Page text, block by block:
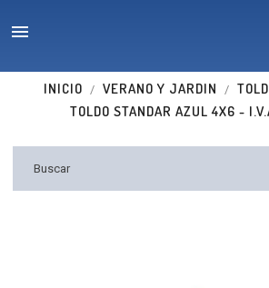

INICIO VERANO Y JARDIN
TOLDO STANDAR AZUL 4X6 -